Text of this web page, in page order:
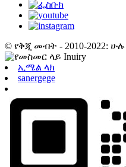
© የቅጂ መብት - 2010-2022:
ኢሜል ላክ
sanergege